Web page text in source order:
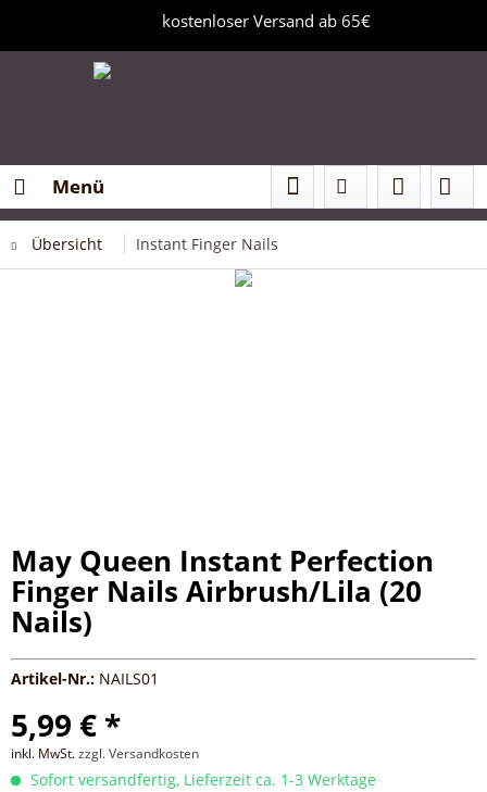
kostenloser Versand ab 65€
Menü
Übersicht Instant Finger Nails
May Queen Instant Perfection
Finger Nails Airbrush/Lila (20
Nails)
Artikel-Nr.: NAILS01
5,99 € *
inkl. MwSt.zzgl. Versandkosten
Sofort versandfertig, Lieferzeit ca. 1-3 Werktage